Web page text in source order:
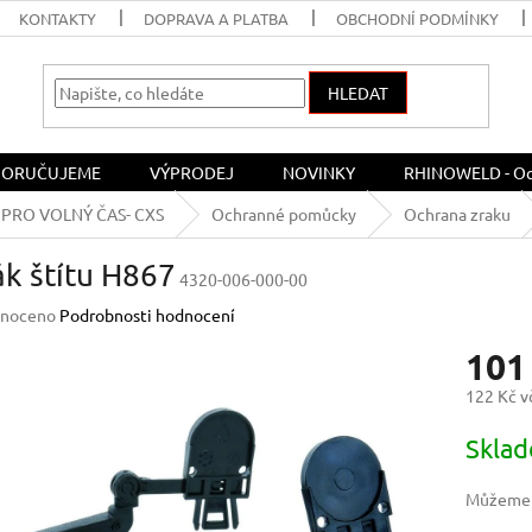
KONTAKTY DOPRAVA A PLATBA OBCHODNÍ PODMÍNKY
HLEDAT
VÝPRODEJ NOVINKY RHINOWELD -
VOLNÝ ČAS- CXS Ochranné pomůcky Ochrana zraku
štítu H867 4320-006-000-00
Podrobnosti hodnocení
122 Kč
cena: